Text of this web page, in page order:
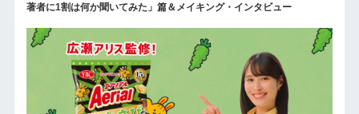
著者に1割は何か聞いてみた」篇＆メイキング・インタビュー